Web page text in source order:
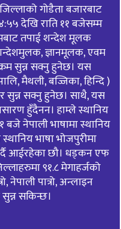
गोडैता बजारबाट
देखि राति ११ बजेसम्म
तपाई शन्देश मूलक
शन्देशमुलक, ज्ञानमूलक, एवम
सुन्न सक्नु हुनेछ। यस
मैथली, बज्जिका, हिन्दि )
सुन्न सक्नु हुनेछ। साथै, यस
हुँदैनन। हाम्ले स्थानिय
बजे नेपाली भाषामा स्थानिय
भाषा भोजपुरीमा
आईरहेका छौ। धड्कन एफ
९१.८ मेगाहर्जको
नेपाली पात्रो, अन्लाइन
सकिन्छ।